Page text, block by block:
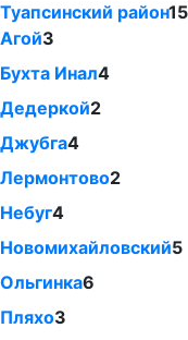
Туапсинский район
Агой3
Бухта Инал4
Дедеркой2
Джубга4
Лермонтово2
Небуг4
Новомихайловский5
Ольгинка6
Пляхо3